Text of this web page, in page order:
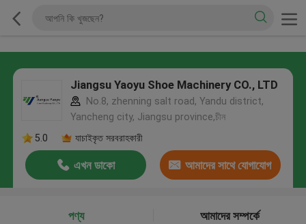
Jiangsu Yaoyu Shoe Machinery CO., LTD
No.8, zhenning salt road, Yandu district,
Yancheng city, Jiangsu province,চীন
5.0
যাচাইকৃত সরবরাহকারী
এখন ডাকো আমাদের সাথে যোগাযোগ
পণ্য
আমাদের সম্পর্কে